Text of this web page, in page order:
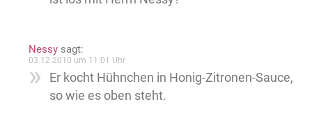
Nessy sagt:
03.12.2010 um 11:01 Uhr
Er kocht Hühnchen in Honig-Zitronen-Sauce,
so wie es oben steht.